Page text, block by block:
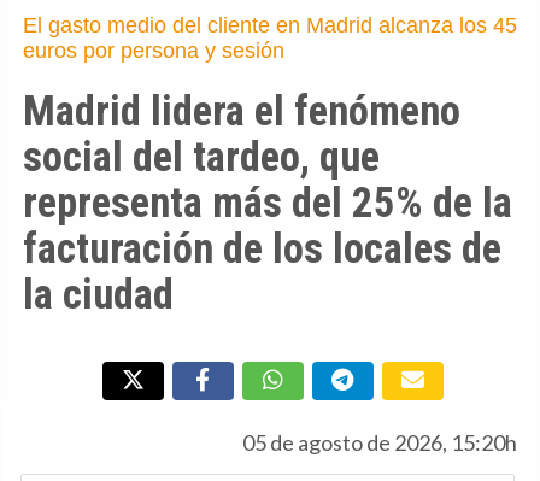
El gasto medio del cliente en Madrid alcanza los 45
euros por persona y sesión
Madrid lidera el fenómeno
social del tardeo, que
representa más del 25% de la
facturación de los locales de
la ciudad
05 de agosto de 2026, 15:20h